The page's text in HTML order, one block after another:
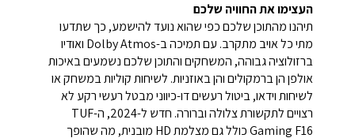
העצימו את החוויה שלכם
תיהנו מהתוכן שלכם כפי שהוא נועד להישמע, כך שתדעו
מתי כל אויב מתקרב. עם תמיכה ב-Dolby Atmos ואודיו
ברזולוציה גבוהה, המשחקים והתוכן שלכם נשמעים באיכות
אולפן הן ברמקולים והן באוזניות. לשיחות קוליות במשחק או
לשיחות וידאו, ביטול רעשים דו-כיווני מבטל רעשי רקע לא
רצויים לתקשורת צלולה וברורה. חדש ל-2024, ה-TUF
Gaming F16 כולל גם מצלמת HD מובנית, מה שהופך